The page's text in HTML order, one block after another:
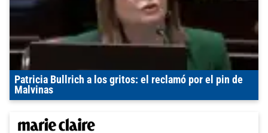
Patricia Bullrich a los gritos: el reclamó por el pin de
Malvinas